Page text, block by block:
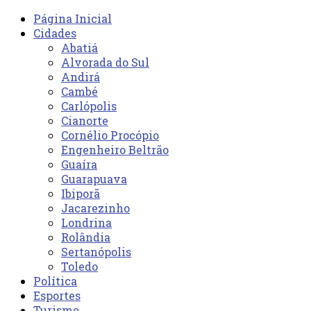
Página Inicial
Cidades
Abatiá
Alvorada do Sul
Andirá
Cambé
Carlópolis
Cianorte
Cornélio Procópio
Engenheiro Beltrão
Guaíra
Guarapuava
Ibiporã
Jacarezinho
Londrina
Rolândia
Sertanópolis
Toledo
Política
Esportes